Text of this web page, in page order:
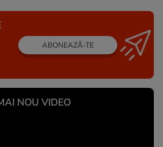
ABONEAZĂ-TE
NOU VIDEO